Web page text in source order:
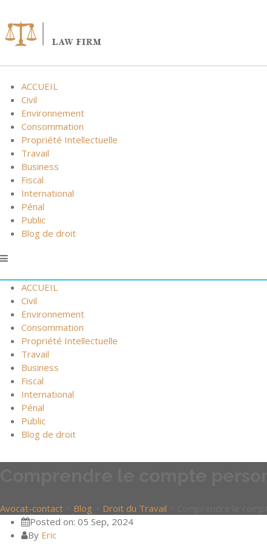
content
ACCUEIL
Civil
Environnement
Consommation
Propriété Intellectuelle
Travail
Business
Fiscal
International
Pénal
Public
Blog de droit
ACCUEIL
Civil
Environnement
Consommation
Propriété Intellectuelle
Travail
Business
Fiscal
International
Pénal
Public
Blog de droit
Avocat-contact Blog Droit du Travail
Posted on: 05 Sep, 2024
By Eric